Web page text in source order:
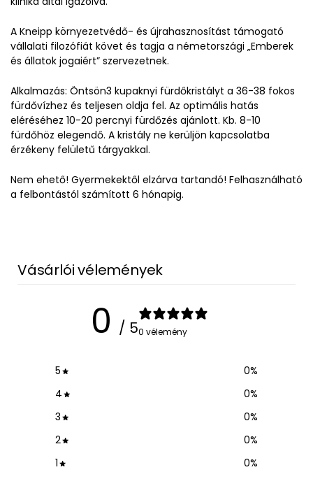
A Kneipp környezetvédő- és újrahasznosítást támogató
vállalati filozófiát követ és tagja a németországi „Emberek
és állatok jogaiért” szervezetnek.
Alkalmazás: Öntsön3 kupaknyi fürdőkristályt a 36-38 fokos
fürdővízhez és teljesen oldja fel. Az optimális hatás
eléréséhez 10-20 percnyi fürdőzés ajánlott. Kb. 8-10
fürdőhöz elegendő. A kristály ne kerüljön kapcsolatba
érzékeny felületű tárgyakkal.
Nem ehető! Gyermekektől elzárva tartandó! Felhasználható
a felbontástól számított 6 hónapig.
Vásárlói vélemények
0 / 50 vélemény
5 0%
4
0%
3
0%
2
0%
1
0%